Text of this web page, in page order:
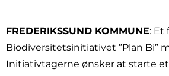
FREDERIKSSUND KOMMUNE: Et
Biodiversitetsinitiativet ”Plan Bi”
Initiativtagerne ønsker at starte